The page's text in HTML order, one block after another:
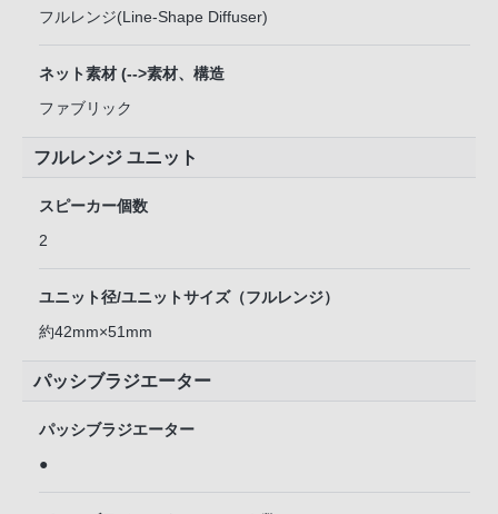
フルレンジ(Line-Shape Diffuser)
ネット素材 (-->素材、構造
ファブリック
フルレンジ ユニット
スピーカー個数
2
ユニット径/ユニットサイズ（フルレンジ）
約42mm×51mm
パッシブラジエーター
パッシブラジエーター
●